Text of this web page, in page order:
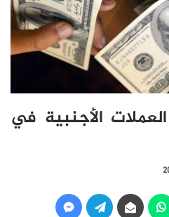
الأجنبية في